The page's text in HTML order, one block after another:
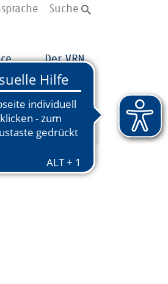
Suche
Der VRN